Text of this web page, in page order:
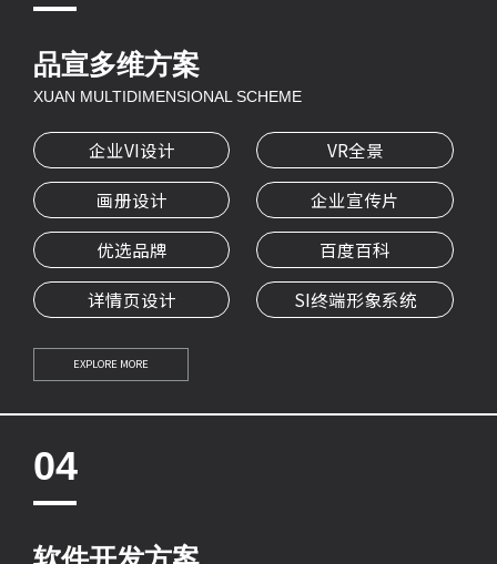
品宣多维方案
XUAN MULTIDIMENSIONAL SCHEME
企业VI设计 VR全景
画册设计 企业宣传片
优选品牌 百度百科
详情页设计 SI终端形象系统
EXPLORE MORE
04